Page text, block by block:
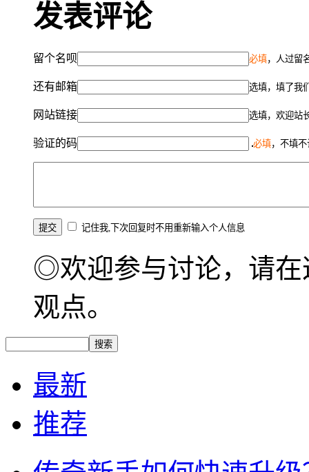
发表评论
留个名呗 必填，人过留
还有邮箱 选填，填了我
网站链接 选填，欢迎站
验证的码 必填，不填
记住我,下次回复时不用重新输入个人信息
◎欢迎参与讨论，请在
观点。
最新
推荐